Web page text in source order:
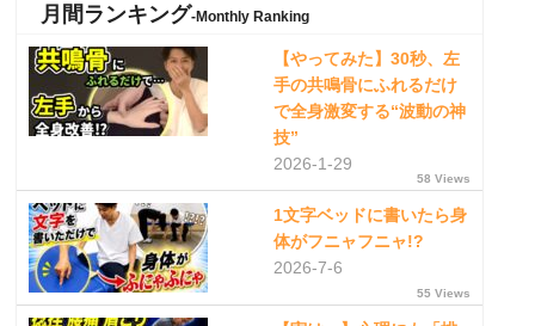
月間ランキング-Monthly Ranking
【やってみた】30秒、左
手の共鳴骨にふれるだけ
で全身激変する“波動の神
技”
2026-1-29
58 Views
1文字ベッドに書いたら身
体がフニャフニャ!?
2026-7-6
55 Views